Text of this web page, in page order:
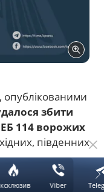
опублікованими
збити
114 ворожих
південних
Viber